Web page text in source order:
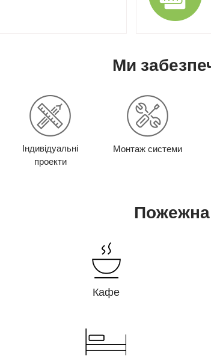
Ми
Індивідуальні
проекти
Монтаж системи
Пожежна
Кафе